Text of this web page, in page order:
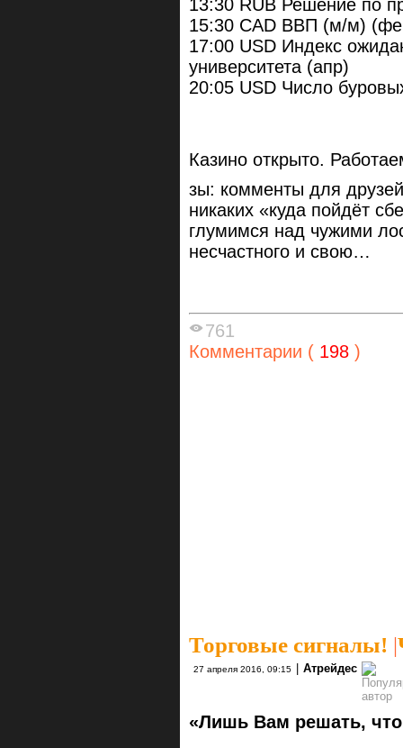
13:30 RUB Решение по
15:30 CAD ВВП (м/м)
17:00 USD Индекс
университета (апр)
20:05 USD Число
Казино открыто.
зы: комменты для
никаких «куда пойдёт
глумимся над чужими
несчастного и свою…
761
Комментарии ( 198 )
Торговые сигналы! |
27 апреля 2016, 09:15 Атрейдес
«Лишь Вам решать,